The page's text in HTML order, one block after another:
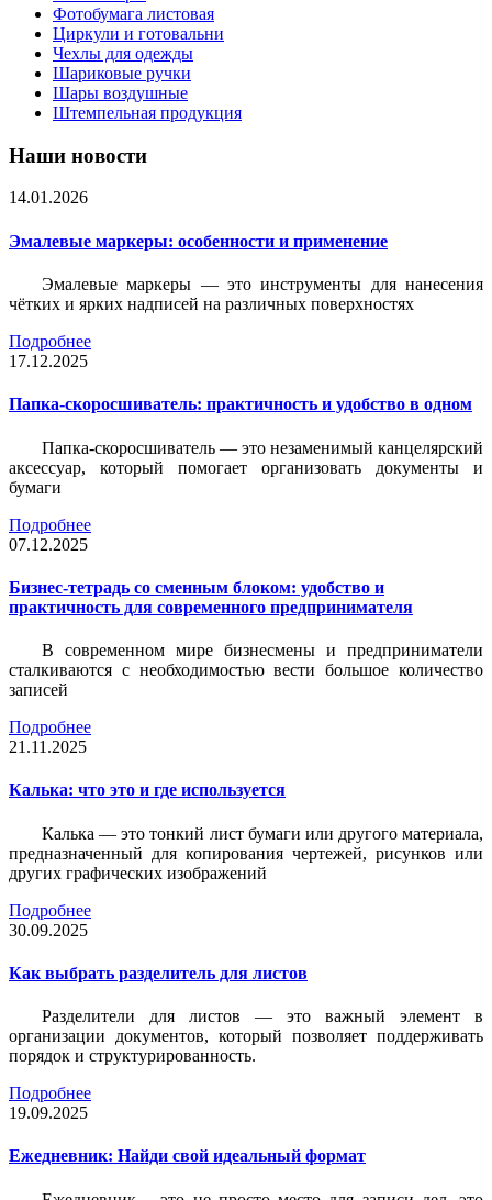
Фотобумага листовая
Циркули и готовальни
Чехлы для одежды
Шариковые ручки
Шары воздушные
Штемпельная продукция
Наши новости
14.01.2026
Эмалевые маркеры: особенности и применение
Эмалевые маркеры — это инструменты для нанесения
чётких и ярких надписей на различных поверхностях
Подробнее
17.12.2025
Папка-скоросшиватель: практичность и удобство в одном
Папка-скоросшиватель — это незаменимый канцелярский
аксессуар, который помогает организовать документы и
бумаги
Подробнее
07.12.2025
Бизнес-тетрадь со сменным блоком: удобство и
практичность для современного предпринимателя
В современном мире бизнесмены и предприниматели
сталкиваются с необходимостью вести большое количество
записей
Подробнее
21.11.2025
Калька: что это и где используется
Калька — это тонкий лист бумаги или другого материала,
предназначенный для копирования чертежей, рисунков или
других графических изображений
Подробнее
30.09.2025
Как выбрать разделитель для листов
Разделители для листов — это важный элемент в
организации документов, который позволяет поддерживать
порядок и структурированность.
Подробнее
19.09.2025
Ежедневник: Найди свой идеальный формат